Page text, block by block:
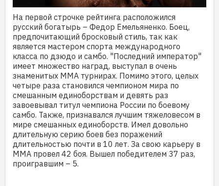
На первой строчке рейтинга расположился
русский богатырь – Федор Емельяненко. Боец,
предпочитающий бросковый стиль, так как
является мастером спорта международного
класса по дзюдо и самбо. "Последний император"
имеет множество наград, выступал в очень
знаменитых ММА турнирах. Помимо этого, целых
четыре раза становился чемпионом мира по
смешанным единоборствам и девять раз
завоевывал титул чемпиона России по боевому
самбо. Также, признавался лучшим тяжеловесом в
мире смешанных единоборств. Имел довольно
длительную серию боев без поражений
длительностью почти в 10 лет. За свою карьеру в
ММА провел 42 боя. Вышел победителем 37 раз,
проигравшим – 5.